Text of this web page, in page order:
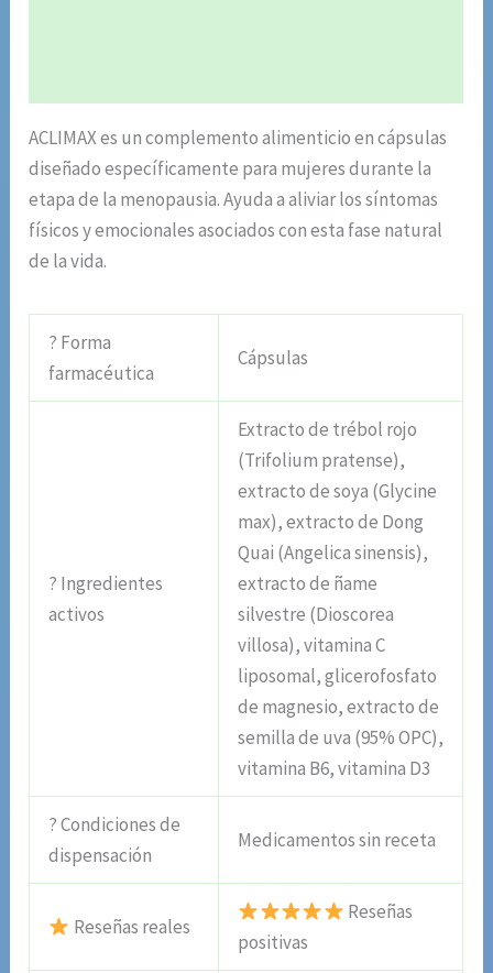
ACLIMAX es un complemento alimenticio en cápsulas
diseñado específicamente para mujeres durante la
etapa de la menopausia. Ayuda a aliviar los síntomas
físicos y emocionales asociados con esta fase natural
de la vida.
? Forma
farmacéutica
Cápsulas
? Ingredientes
activos
Extracto de trébol rojo
(Trifolium pratense),
extracto de soya (Glycine
max), extracto de Dong
Quai (Angelica sinensis),
extracto de ñame
silvestre (Dioscorea
villosa), vitamina C
liposomal, glicerofosfato
de magnesio, extracto de
semilla de uva (95% OPC),
vitamina B6, vitamina D3
? Condiciones de
dispensación
Medicamentos sin receta
Reseñas reales
Reseñas
positivas